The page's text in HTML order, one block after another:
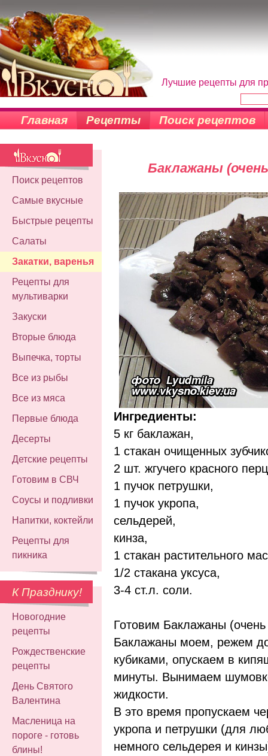
Лучшие рецепты для
Главная Рецепты Поиск рецептов
Поиск рецептов
Самые вкусные
Быстрые рецепты
Салаты
Закатки, варенья
Рецепты для
мультиварки
Закуски
Вторые блюда
Выпечка, торты
Все из рыбы
Все из мяса
Первые блюда
Десерты
Детские рецепты
Готовим в СВЧ
Соусы и подливки
Напитки, коктейли
Рецепты для
пикника
К Празднику!
Новогодние
рецепты
Рождественские
рецепты
День Святого
Валентина
Масленица на
пороге - готовь
блины!
Баклажаны
Ингредиенты:
5 кг баклажан,
1 стакан очищенных
2 шт. жгучего красного
1 пучок петрушки,
1 пучок укропа,
сельдерей,
кинза,
1 стакан растительного
1/2 стакана уксуса,
3-4 ст.л. соли.
Готовим Баклажаны (очень
Баклажаны моем, режем
кубиками, опускаем в
минуты. Вынимаем
жидкости.
В это время пропускаем
укропа и петрушки (для
немного сельдерея и